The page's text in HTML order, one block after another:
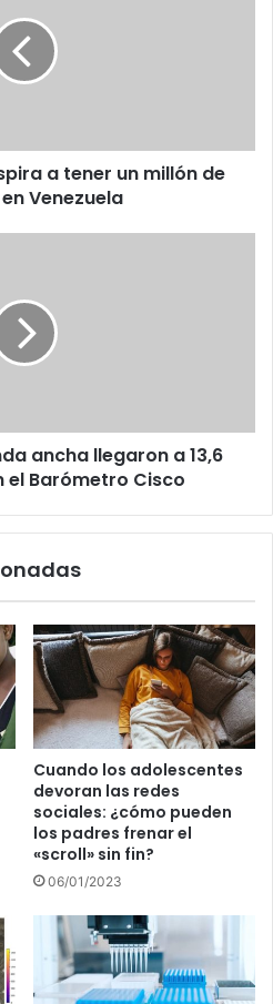
a tener un millón de
Venezuela
ancha llegaron a 13,6
el Barómetro Cisco
Cuando los adolescentes
devoran las redes
sociales: ¿cómo pueden
los padres frenar el
«scroll» sin fin?
06/01/2023